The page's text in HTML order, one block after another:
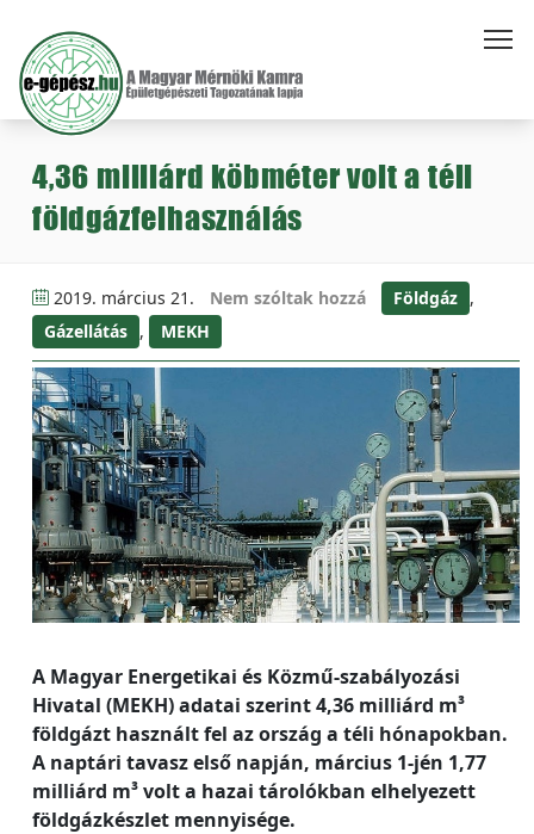
4,36 milliárd köbméter volt a téli
földgázfelhasználás
2019. március 21. Nem szóltak hozzá Földgáz ,
Gázellátás , MEKH
A Magyar Energetikai és Közmű-szabályozási
Hivatal (MEKH) adatai szerint 4,36 milliárd m³
földgázt használt fel az ország a téli hónapokban.
A naptári tavasz első napján, március 1-jén 1,77
milliárd m³ volt a hazai tárolókban elhelyezett
földgázkészlet mennyisége.